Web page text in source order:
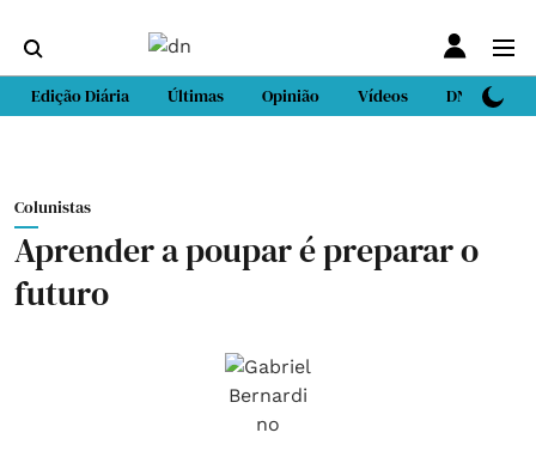
Edição Diária Últimas Opinião Vídeos DN Sport
Colunistas
Aprender a poupar é preparar o
futuro